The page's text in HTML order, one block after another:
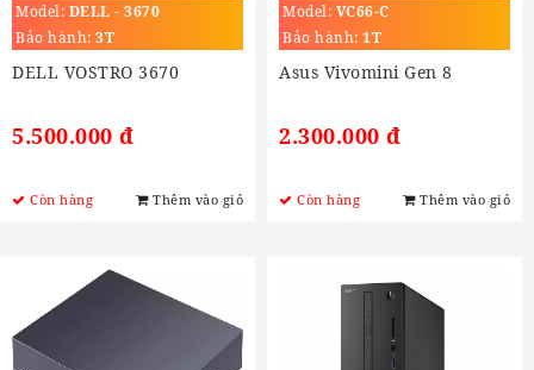
Model: DELL - 3670
Bảo hành: 3T
DELL VOSTRO 3670
5.500.000 đ
Còn hàng Thêm vào giỏ
Model: VC66-C
Bảo hành: 1T
Asus Vivomini Gen 8
2.300.000 đ
Còn hàng Thêm vào giỏ